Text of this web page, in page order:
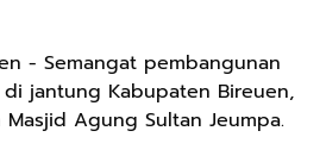
- Semangat pembangunan
jantung Kabupaten Bireuen,
Agung Sultan Jeumpa.